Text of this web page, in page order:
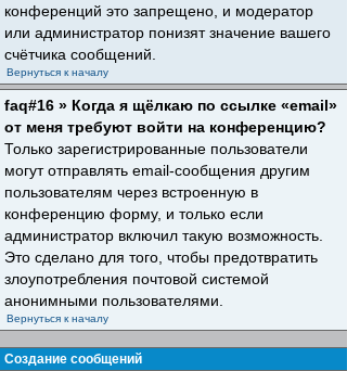
конференций это запрещено, и модератор
или администратор понизят значение вашего
счётчика сообщений.
Вернуться к началу
faq#16 » Когда я щёлкаю по ссылке «email»
от меня требуют войти на конференцию?
Только зарегистрированные пользователи
могут отправлять email-сообщения другим
пользователям через встроенную в
конференцию форму, и только если
администратор включил такую возможность.
Это сделано для того, чтобы предотвратить
злоупотребления почтовой системой
анонимными пользователями.
Вернуться к началу
Создание сообщений